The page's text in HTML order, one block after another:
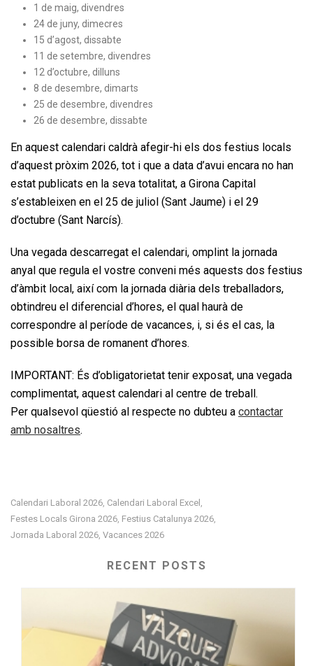
1 de maig, divendres
24 de juny, dimecres
15 d’agost, dissabte
11 de setembre, divendres
12 d’octubre, dilluns
8 de desembre, dimarts
25 de desembre, divendres
26 de desembre, dissabte
En aquest calendari caldrà afegir-hi els dos festius locals
d’aquest pròxim 2026, tot i que a data d’avui encara no han
estat publicats en la seva totalitat, a Girona Capital
s’estableixen en el 25 de juliol (Sant Jaume) i el 29
d’octubre (Sant Narcís).
Una vegada descarregat el calendari, omplint la jornada
anyal que regula el vostre conveni més aquests dos festius
d’àmbit local, així com la jornada diària dels treballadors,
obtindreu el diferencial d’hores, el qual haurà de
correspondre al període de vacances, i, si és el cas, la
possible borsa de romanent d’hores.
IMPORTANT: És d’obligatorietat tenir exposat, una vegada
complimentat, aquest calendari al centre de treball.
Per qualsevol qüestió al respecte no dubteu a contactar
amb nosaltres.
Calendari Laboral 2026 Calendari Laboral Excel
Festes Locals Girona 2026 Festius Catalunya 2026
Jornada Laboral 2026 Vacances 2026
RECENT POSTS